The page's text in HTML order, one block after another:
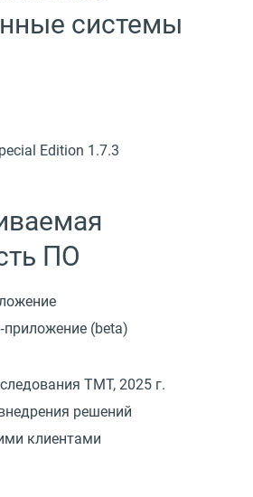
системы
Edition 1.7.3
ПО
(beta)
TMT, 2025 г.
решений
клиентами